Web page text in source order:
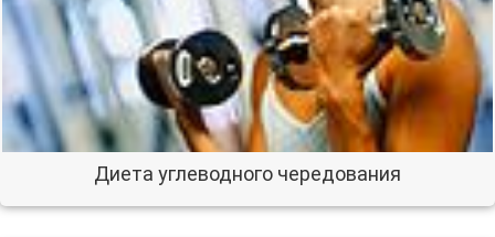
Диета углеводного чередования